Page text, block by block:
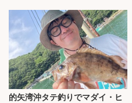
的矢湾沖タテ釣りでマダイ・ヒ